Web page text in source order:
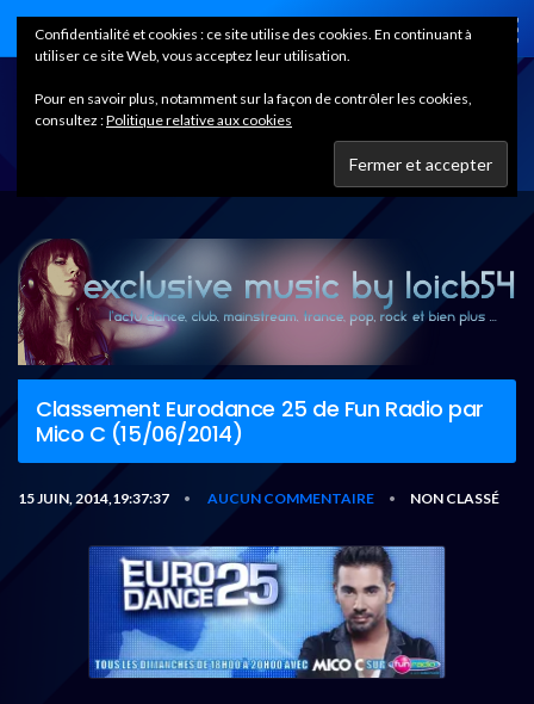
Home
Classement Eurodance 25 de Fun Radio par
Mico C (15/06/2014)
15 JUIN, 2014,19:37:37 • AUCUN COMMENTAIRE • NON CLASSÉ
Confidentialité et cookies : ce site utilise des cookies. En continuant à
utiliser ce site Web, vous acceptez leur utilisation.
Pour en savoir plus, notamment sur la façon de contrôler les cookies,
consultez :Politique relative aux cookies